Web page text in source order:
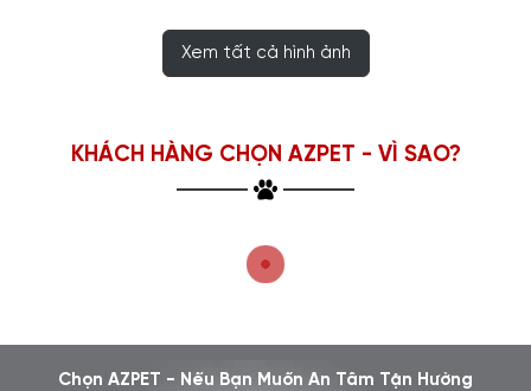
Xem tất cả hình ảnh
KHÁCH HÀNG CHỌN AZPET - VÌ SAO?
Chọn AZPET - Nếu Bạn Muốn An Tâm Tận Hưởng